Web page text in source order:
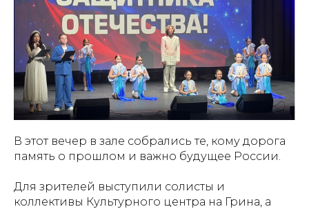
В этот вечер в зале собрались те, кому дорога
память о прошлом и важно будущее России.
Для зрителей выступили солисты и
коллективы Культурного центра на Грина, а